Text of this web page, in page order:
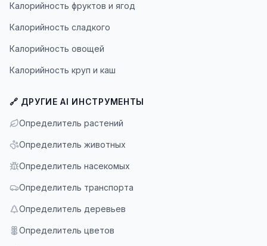
Калорийность фруктов и ягод
Калорийность сладкого
Калорийность овощей
Калорийность круп и каш
🔗 ДРУГИЕ AI ИНСТРУМЕНТЫ
Определитель растений
Определитель животных
Определитель насекомых
Определитель транспорта
Определитель деревьев
Определитель цветов